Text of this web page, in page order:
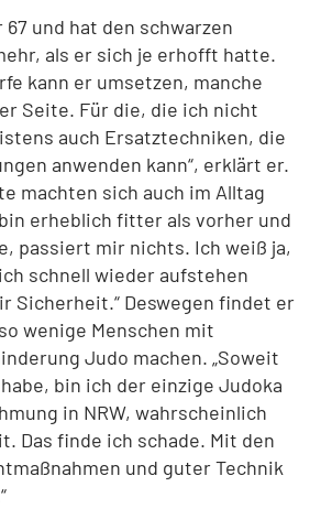
und hat den schwarzen
als er sich je erhofft hatte.
kann er umsetzen, manche
Seite. Für die, die ich nicht
auch Ersatztechniken, die
anwenden kann“, erklärt er.
machten sich auch im Alltag
erheblich fitter als vorher und
passiert mir nichts. Ich weiß ja,
schnell wieder aufstehen
Sicherheit.“ Deswegen findet er
wenige Menschen mit
Judo machen. „Soweit
bin ich der einzige Judoka
in NRW, wahrscheinlich
Das finde ich schade. Mit den
und guter Technik